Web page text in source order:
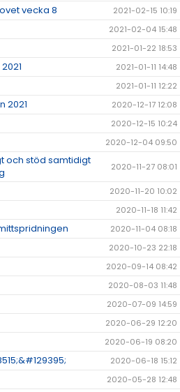
vecka 8 2021-02-15 10:19
2021-02-04 15:48
2021-01-22 18:53
2021-01-11 14:48
2021-01-11 12:22
2021 2020-12-17 12:08
2020-12-15 10:24
2020-12-04 09:50
och stöd samtidigt
2020-11-27 08:01
2020-11-20 10:02
2020-11-18 11:42
2020-11-04 08:18
2020-10-23 22:18
2020-09-14 08:42
2020-08-03 11:48
2020-07-09 14:59
2020-06-29 12:20
2020-06-19 08:20
2020-06-18 15:12
2020-05-28 12:48